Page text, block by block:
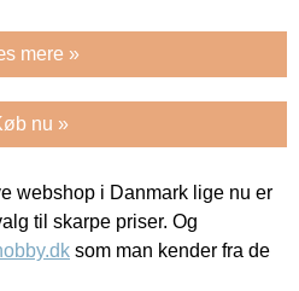
mere »
nu »
webshop i Danmark lige nu er
til skarpe priser. Og
som man kender fra de